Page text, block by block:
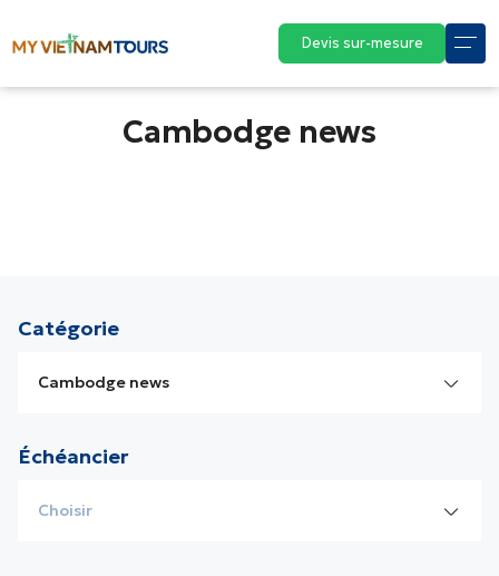
Devis sur-mesure
Cambodge news
Catégorie
Cambodge news
Échéancier
Choisir